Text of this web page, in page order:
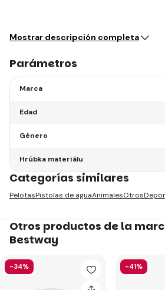
Mostrar descripción completa
Parámetros
Marca
Edad
Género
Hrúbka materiálu
Categorías similares
PelotasPistolas de aguaAnimalesOtros
Otros productos de la
Bestway
-34% -41%